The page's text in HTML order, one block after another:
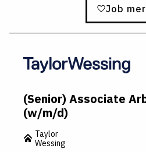
Job
(Senior) Associate
(w/m/d)
Taylor
Wessing